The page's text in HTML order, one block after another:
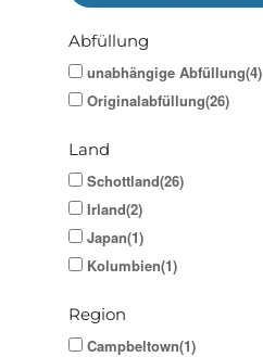
Abfüllung
unabhängige Abfüllung(4)
Originalabfüllung(26)
Land
Schottland(26)
Irland(2)
Japan(1)
Kolumbien(1)
Region
Campbeltown(1)